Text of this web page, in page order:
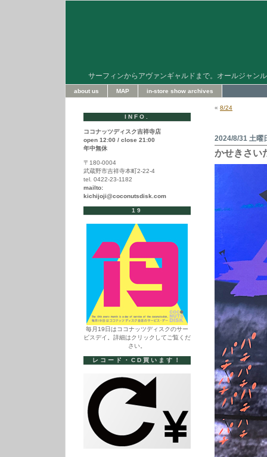
サーフィンからアヴァンギャルドまで。オールジャン
about us MAP in-store show archives
« 8/24
2024/8/31 土曜
かせきさい
INFO.
ココナッツディスク吉祥寺店
open 12:00 / close 21:00
年中無休
〒180-0004
武蔵野市吉祥寺本町2-22-4
tel. 0422-23-1182
mailto:
kichijoji@coconutsdisk.com
19
毎月19日はココナッツディスクのサー
ビスデイ。詳細はクリックしてご覧くだ
さい。
レコード・CD買います！